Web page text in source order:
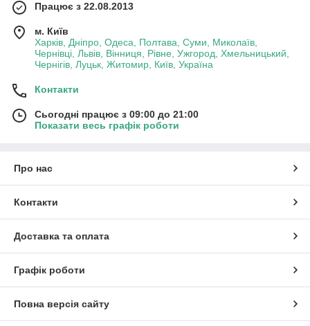
Працює з 22.08.2013
м. Київ
Харків, Дніпро, Одеса, Полтава, Суми, Миколаїв,
Чернівці, Львів, Вінниця, Рівне, Ужгород, Хмельницький,
Чернігів, Луцьк, Житомир, Київ, Україна
Контакти
Сьогодні працює з 09:00 до 21:00
Показати весь графік роботи
Про нас
Контакти
Доставка та оплата
Графік роботи
Повна версія сайту